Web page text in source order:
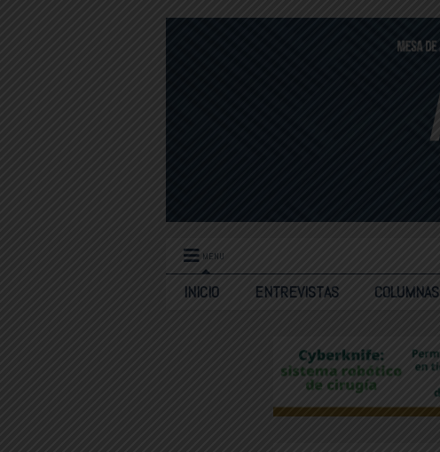
MENU
INICIO ENTREVISTAS COLUMNAS